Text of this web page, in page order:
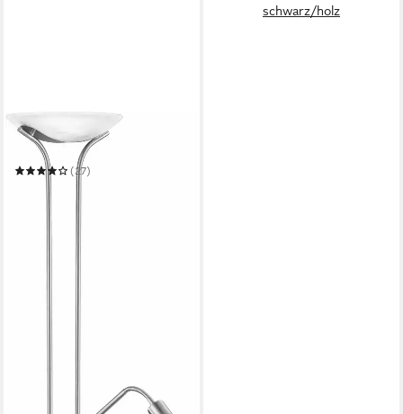
TRIO LEUCHTEN
LED Deckenfluter Santo II
(27)
101,49 €
schwarz/holz